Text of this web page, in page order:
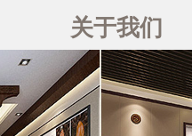
关于我们